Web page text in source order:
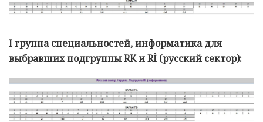
I группа специальностей, информатика для
выбравших подгруппы RK и Rİ (русский сектор):